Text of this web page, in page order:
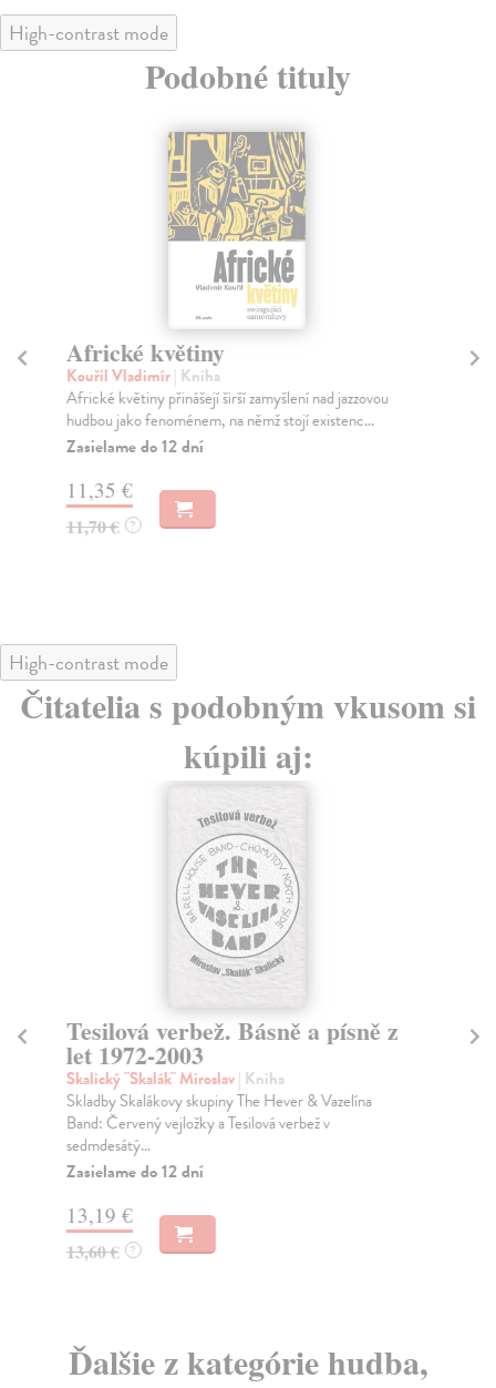
High-contrast mode
Podobné tituly
Africké květiny
Kouřil Vladimír| Kniha
Africké květiny přinášejí širší zamyšlení nad jazzovou
hudbou jako fenoménem, na němž stojí existenc...
Zasielame do 12 dní
11,35 €
11,70 € ?
High-contrast mode
Čitatelia s podobným vkusom si
kúpili aj:
Tesilová verbež. Básně a písně z
let 1972-2003
Skalický "Skalák" Miroslav| Kniha
Skladby Skalákovy skupiny The Hever & Vazelína
Band: Červený vejložky a Tesilová verbež v
sedmdesátý...
Zasielame do 12 dní
13,19 €
13,60 € ?
Ďalšie z kategórie hudba,